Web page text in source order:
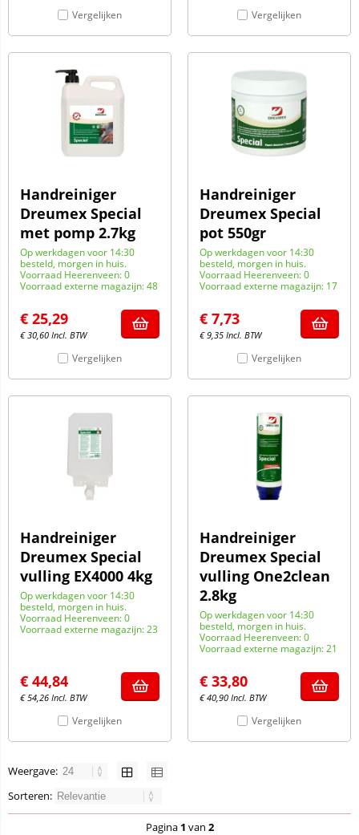
Vergelijken Vergelijken
Handreiniger
Dreumex Special
met pomp 2.7kg
Op werkdagen voor 14:30
besteld, morgen in huis.
Voorraad Heerenveen: 0
Voorraad externe magazijn: 48
€ 25,29
€30,60 Incl. BTW
Vergelijken
Handreiniger
Dreumex Special
pot 550gr
Op werkdagen voor 14:30
besteld, morgen in huis.
Voorraad Heerenveen: 0
Voorraad externe magazijn: 17
€ 7,73
€9,35 Incl. BTW
Vergelijken
Handreiniger
Dreumex Special
vulling EX4000 4kg
Op werkdagen voor 14:30
besteld, morgen in huis.
Voorraad Heerenveen: 0
Voorraad externe magazijn: 23
€ 44,84
€54,26 Incl. BTW
Vergelijken
Handreiniger
Dreumex Special
vulling One2clean
2.8kg
Op werkdagen voor 14:30
besteld, morgen in huis.
Voorraad Heerenveen: 0
Voorraad externe magazijn: 21
€ 33,80
€40,90 Incl. BTW
Vergelijken
Weergave:
Sorteren:
Pagina 1 van 2